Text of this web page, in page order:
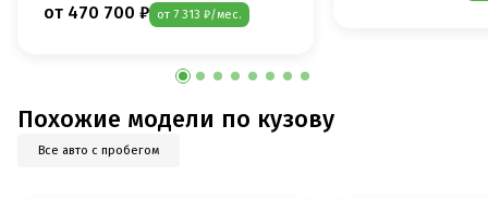
от 470 700 ₽ от 7 313 ₽/мес.
Похожие модели по кузову
Все авто с пробегом